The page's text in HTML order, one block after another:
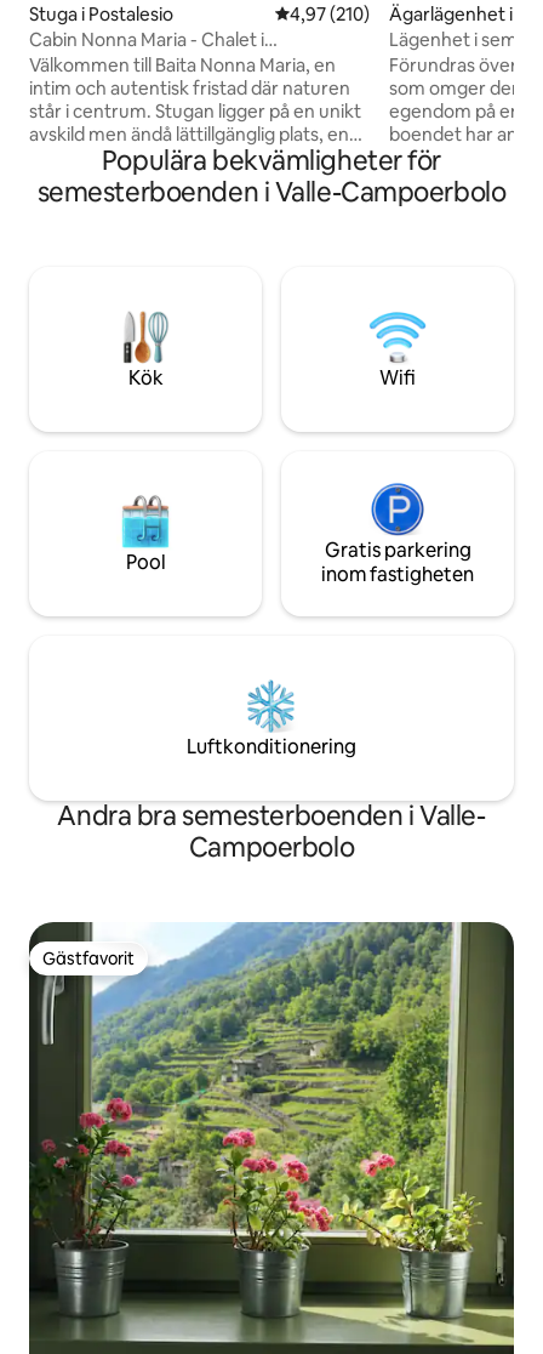
Stuga i Postalesio 4,97 av 5 i genomsnittligt
4,97 (210)
Cabin Nonna Maria - Chalet i
naturreservat
Välkommen till Baita Nonna Maria, en
intim och autentisk fristad där naturen
står i centrum. Stugan ligger på en unikt
avskild men ändå lättillgänglig plats, en
sällsynt balans som erbjuder fullständig
avskildhet utan att kompromissa med
komforten. Runt omkring finns inget
välkomnar, lugnar och inbjuder dig att
hitta tid och utrymme för dig själv och
för dem du älskar.
Ägarlägenhet i
Lägenhet i
Förundras över
som omger
egendom på en
boendet har
inredning, en
privat spa,
exklusiv
bara 5 kilometer
restauranger och
Kollektivbuss och
Populära bekvämligheter för
semesterboenden i Valle-Campoerbolo
Kök Wifi
Pool
Gratis parkering
inom fastigheten
Luftkonditionering
Andra bra semesterboenden i Valle-
Campoerbolo
Gästfavorit
Gästfavorit